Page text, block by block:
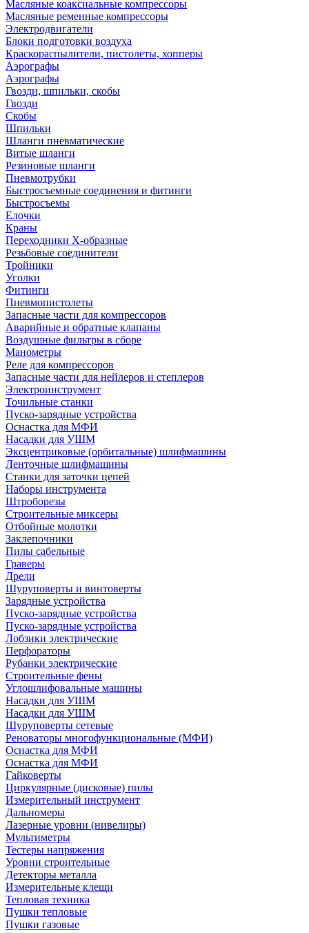
Масляные коаксиальные компрессоры
Масляные ременные компрессоры
Электродвигатели
Блоки подготовки воздуха
Краскораспылители, пистолеты, хопперы
Аэрографы
Аэрографы
Гвозди, шпильки, скобы
Гвозди
Скобы
Шпильки
Шланги пневматические
Витые шланги
Резиновые шланги
Пневмотрубки
Быстросъемные соединения и фитинги
Быстросъемы
Елочки
Краны
Переходники Х-образные
Резьбовые соединители
Тройники
Уголки
Фитинги
Пневмопистолеты
Запасные части для компрессоров
Аварийные и обратные клапаны
Воздушные фильтры в сборе
Манометры
Реле для компрессоров
Запасные части для нейлеров и степлеров
Электроинструмент
Точильные станки
Пуско-зарядные устройства
Оснастка для МФИ
Насадки для УШМ
Эксцентриковые (орбитальные) шлифмашины
Ленточные шлифмашины
Станки для заточки цепей
Наборы инструмента
Штроборезы
Строительные миксеры
Отбойные молотки
Заклепочники
Пилы сабельные
Граверы
Дрели
Шуруповерты и винтоверты
Зарядные устройства
Пуско-зарядные устройства
Пуско-зарядные устройства
Лобзики электрические
Перфораторы
Рубанки электрические
Строительные фены
Углошлифовальные машины
Насадки для УШМ
Насадки для УШМ
Шуруповерты сетевые
Реноваторы многофункциональные (МФИ)
Оснастка для МФИ
Оснастка для МФИ
Гайковерты
Циркулярные (дисковые) пилы
Измерительный инструмент
Дальномеры
Лазерные уровни (нивелиры)
Мультиметры
Тестеры напряжения
Уровни строительные
Детекторы металла
Измерительные клещи
Тепловая техника
Пушки тепловые
Пушки газовые